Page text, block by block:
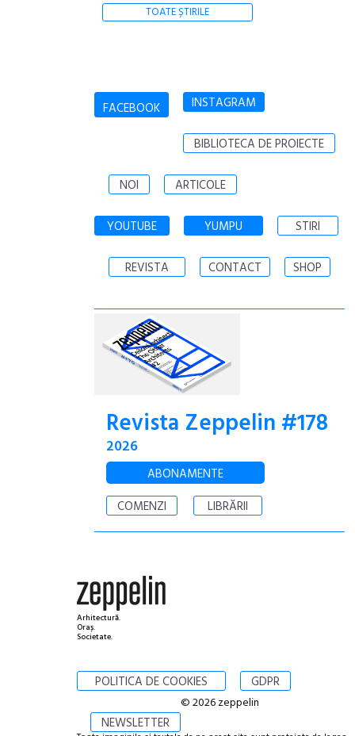
TOATE ȘTIRILE
FACEBOOK INSTAGRAM
BIBLIOTECA DE PROIECTE
NOI ARTICOLE
YOUTUBE YUMPU STIRI
REVISTA CONTACT SHOP
Revista Zeppelin #178
2026
ABONAMENTE
COMENZI
LIBRĂRII
Arhitectură.
Oraș.
Societate.
POLITICA DE COOKIES GDPR
NEWSLETTER
© 2026 zeppelin